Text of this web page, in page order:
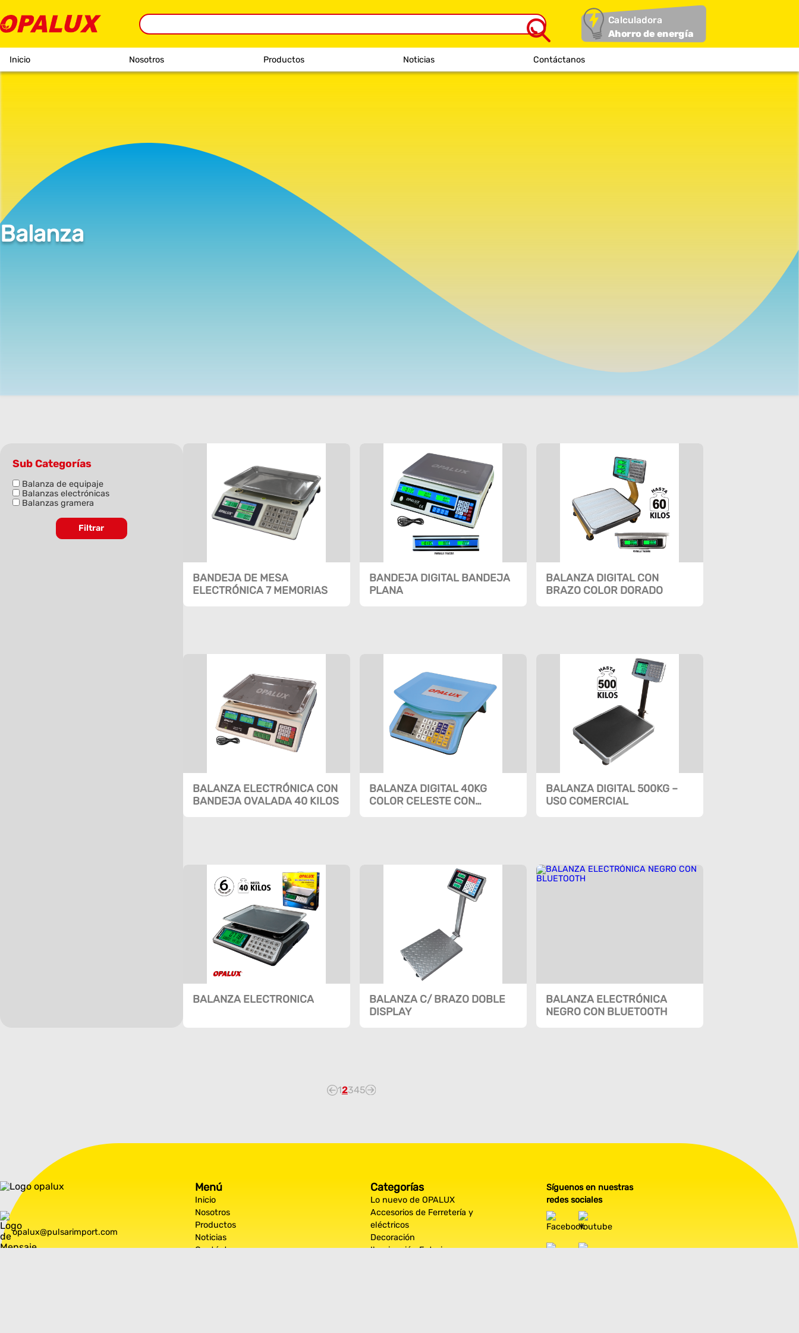
Calculadora
Ahorro de energía
Inicio Nosotros Productos Noticias Contáctanos
Balanza
Sub Categorías
Balanza de equipaje
Balanzas electrónicas
Balanzas gramera
Filtrar
BANDEJA DE MESA
ELECTRÓNICA 7 MEMORIAS
BANDEJA DIGITAL BANDEJA
PLANA
BALANZA DIGITAL CON
BRAZO COLOR DORADO
BALANZA ELECTRÓNICA CON
BANDEJA OVALADA 40 KILOS
BALANZA DIGITAL 40KG
COLOR CELESTE CON
BALANZA DIGITAL 500KG –
USO COMERCIAL
BALANZA ELECTRONICA
BALANZA C/ BRAZO DOBLE
DISPLAY
BALANZA ELECTRÓNICA
NEGRO CON BLUETOOTH
12345
opalux@pulsarimport.com
Menú
Inicio
Nosotros
Productos
Noticias
Contáctanos
Categorías
Lo nuevo de OPALUX
Accesorios de Ferretería y
eléctricos
Decoración
Iluminación Exterior
Síguenos en nuestras
redes sociales